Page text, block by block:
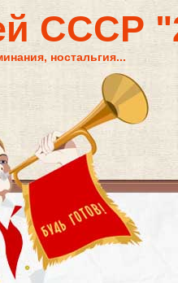
СССР
ностальгия...